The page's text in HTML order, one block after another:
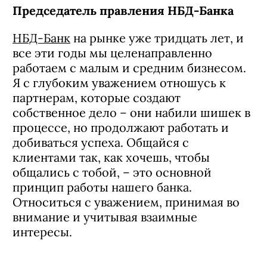
Председатель правления НБД-Банка
НБД-Банк на рынке уже тридцать лет, и
все эти годы мы целенаправленно
работаем с малым и средним бизнесом.
Я с глубоким уважением отношусь к
партнерам, которые создают
собственное дело – они набили шишек в
процессе, но продолжают работать и
добиваться успеха. Общайся с
клиентами так, как хочешь, чтобы
общались с тобой, – это основной
принцип работы нашего банка.
Относиться с уважением, принимая во
внимание и учитывая взаимные
интересы.